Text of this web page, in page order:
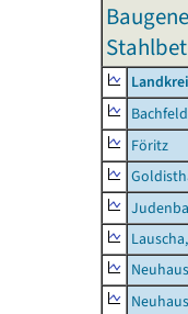
Bachfeld
Föritz